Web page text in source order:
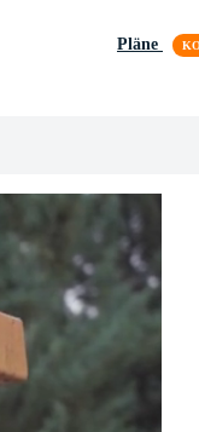
Pläne